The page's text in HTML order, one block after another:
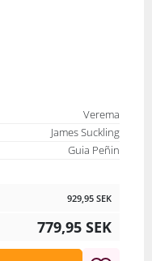
Verema
James Suckling
Guia Peñin
929,95 SEK
779,95 SEK